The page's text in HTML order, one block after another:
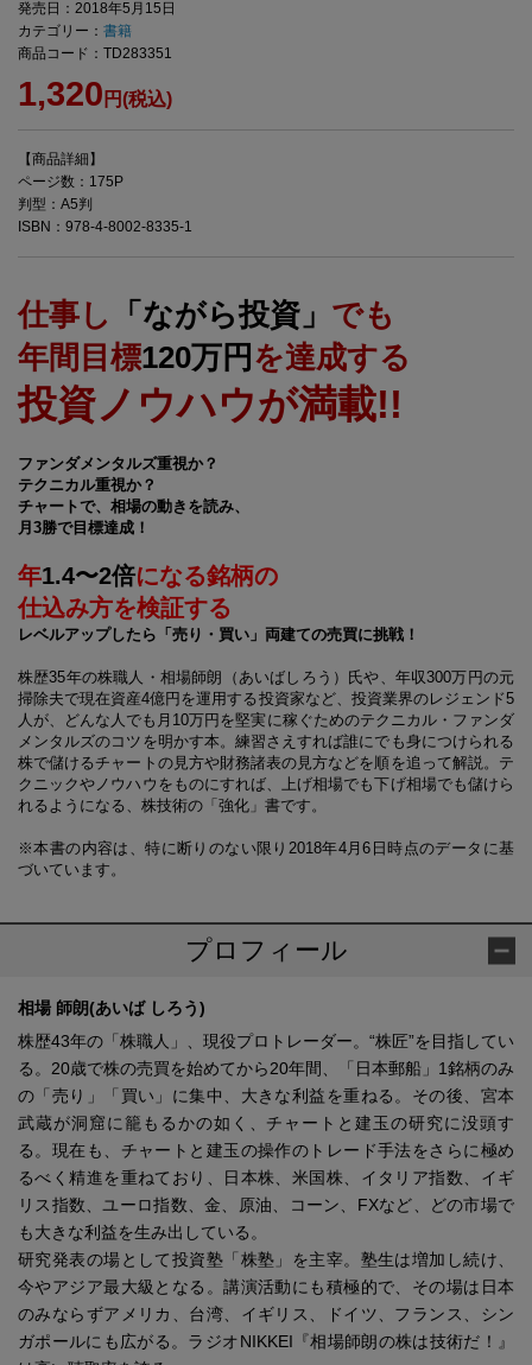
発売日：2018年5月15日
カテゴリー： 書籍
商品コード：TD283351
1,320 円(税込)
【商品詳細】
ページ数：175P
判型：A5判
ISBN：978-4-8002-8335-1
仕事し 「ながら投資」 でも
年間目標120万円 を達成する
投資ノウハウが満載!!
ファンダメンタルズ重視か？
テクニカル重視か？
チャートで、相場の動きを読み、
月3勝で目標達成！
年1.4〜2倍になる銘柄の
仕込み方を検証する
レベルアップしたら「売り・買い」両建ての売買に挑戦！
株歴35年の株職人・相場師朗（あいばしろう）氏や、年収300万円の元
掃除夫で現在資産4億円を運用する投資家など、投資業界のレジェンド5
人が、どんな人でも月10万円を堅実に稼ぐためのテクニカル・ファンダ
メンタルズのコツを明かす本。練習さえすれば誰にでも身につけられる
株で儲けるチャートの見方や財務諸表の見方などを順を追って解説。テ
クニックやノウハウをものにすれば、上げ相場でも下げ相場でも儲けら
れるようになる、株技術の「強化」書です。
※本書の内容は、特に断りのない限り2018年4月6日時点のデータに基
づいています。
プロフィール
相場 師朗(あいば しろう)
株歴43年の「株職人」、現役プロトレーダー。“株匠”を目指してい
る。20歳で株の売買を始めてから20年間、「日本郵船」1銘柄のみ
の「売り」「買い」に集中、大きな利益を重ねる。その後、宮本
武蔵が洞窟に籠もるかの如く、チャートと建玉の研究に没頭す
る。現在も、チャートと建玉の操作のトレード手法をさらに極め
るべく精進を重ねており、日本株、米国株、イタリア指数、イギ
リス指数、ユーロ指数、金、原油、コーン、FXなど、どの市場で
も大きな利益を生み出している。
研究発表の場として投資塾「株塾」を主宰。塾生は増加し続け、
今やアジア最大級となる。講演活動にも積極的で、その場は日本
のみならずアメリカ、台湾、イギリス、ドイツ、フランス、シン
ガポールにも広がる。ラジオNIKKEI『相場師朗の株は技術だ！』